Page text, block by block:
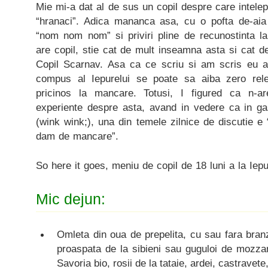
Mie mi-a dat al de sus un copil despre care
“hranaci”. Adica mananca asa, cu o pofta de-
“nom nom nom” si priviri pline de recunostinta
are copil, stie cat de mult inseamna asta si cat
Copil Scarnav. Asa ca ce scriu si am scris eu
compus al Iepurelui se poate sa aiba zero
pricinos la mancare. Totusi, I figured ca n-
experiente despre asta, avand in vedere ca in
(wink wink;), una din temele zilnice de discutie e
dam de mancare”.
So here it goes, meniu de copil de 18 luni a la
Mic dejun:
Omleta din oua de prepelita, cu sau fara
proaspata de la sibieni sau guguloi de
Savoria bio, rosii de la tataie, ardei,